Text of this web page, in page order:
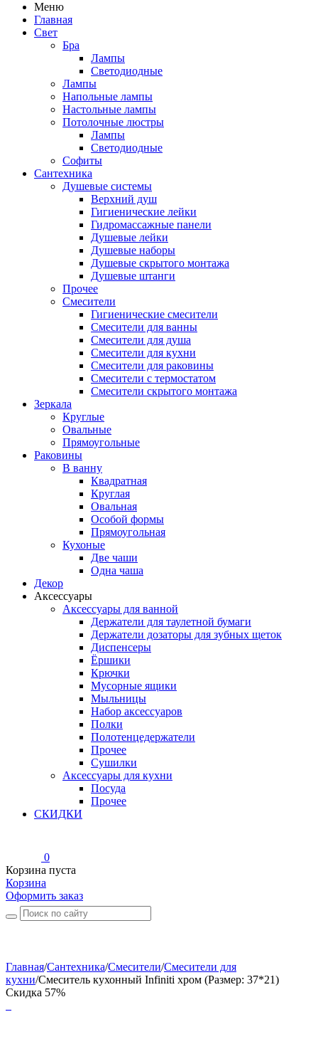
Меню
Главная
Свет
Бра
Лампы
Светодиодные
Лампы
Напольные лампы
Настольные лампы
Потолочные люстры
Лампы
Светодиодные
Софиты
Сантехника
Душевые системы
Верхний душ
Гигиенические лейки
Гидромассажные панели
Душевые лейки
Душевые наборы
Душевые скрытого монтажа
Душевые штанги
Прочее
Смесители
Гигиенические смесители
Смесители для ванны
Смесители для душа
Смесители для кухни
Смесители для раковины
Смесители с термостатом
Смесители скрытого монтажа
Зеркала
Круглые
Овальные
Прямоугольные
Раковины
В ванну
Квадратная
Круглая
Овальная
Особой формы
Прямоугольная
Кухоные
Две чаши
Одна чаша
Декор
Аксессуары
Аксессуары для ванной
Держатели для таулетной бумаги
Держатели дозаторы для зубных щеток
Диспенсеры
Ёршики
Крючки
Мусорные ящики
Мыльницы
Набор аксессуаров
Полки
Полотенцедержатели
Прочее
Сушилки
Аксессуары для кухни
Посуда
Прочее
СКИДКИ
0
Корзина пуста
Корзина
Оформить заказ
Главная/Сантехника/Смесители/Смесители для
кухни/Смеситель кухонный Infiniti хром (Размер: 37*21)
Скидка 57%